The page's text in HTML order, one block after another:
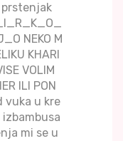
NEKO M
KHARI
VOLIM
ILI PON
vuka u kre
mi se u